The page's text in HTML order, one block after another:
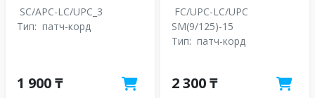
SC/APC-LC/UPC_3
Тип: патч-корд
1 900 ₸
FC/UPC-LC/UPC
SM(9/125)-15
Тип: патч-корд
2 300 ₸